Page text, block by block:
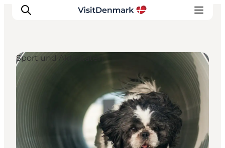
Unterkünfte
Reiseplanung
Sport und Aktivitäten